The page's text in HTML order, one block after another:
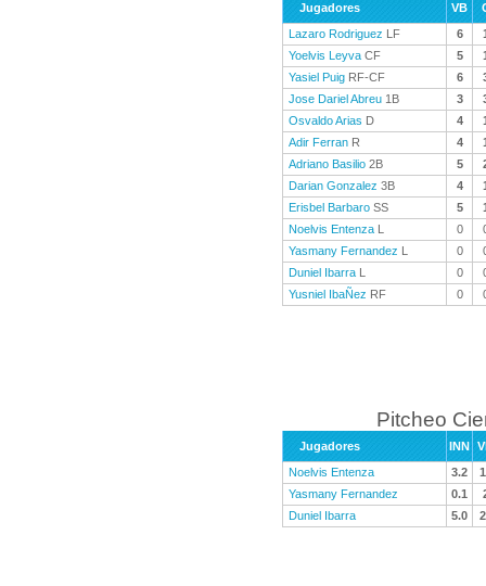
Jugadores VB
Lazaro Rodriguez LF 6
Yoelvis Leyva CF 5
Yasiel Puig RF-CF 6
Jose Dariel Abreu 1B 3
Osvaldo Arias D 4
Adir Ferran R 4
Adriano Basilio 2B 5
Darian Gonzalez 3B 4
Erisbel Barbaro SS 5
Noelvis Entenza L 0
Yasmany Fernandez L 0
Duniel Ibarra L 0
Yusniel IbaÑez RF 0
Pitcheo
Jugadores INN
Noelvis Entenza
3.2
Yasmany Fernandez
0.1
Duniel Ibarra
5.0